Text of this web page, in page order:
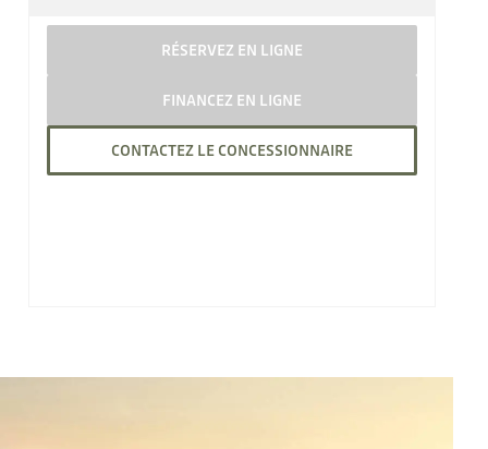
RÉSERVEZ EN LIGNE
FINANCEZ EN LIGNE
CONTACTEZ LE CONCESSIONNAIRE